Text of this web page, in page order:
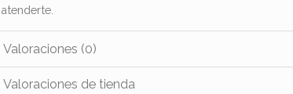
atenderte.
Valoraciones (0)
Valoraciones de tienda